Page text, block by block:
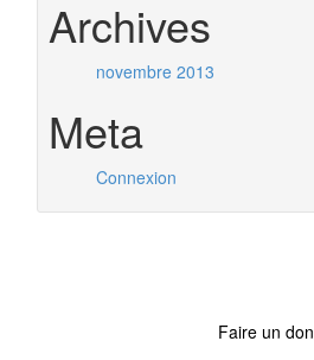
Archives
novembre 2013
Meta
Connexion
Faire un don